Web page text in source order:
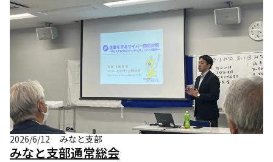
2026/6/12 みなと支部
みなと支部通常総会